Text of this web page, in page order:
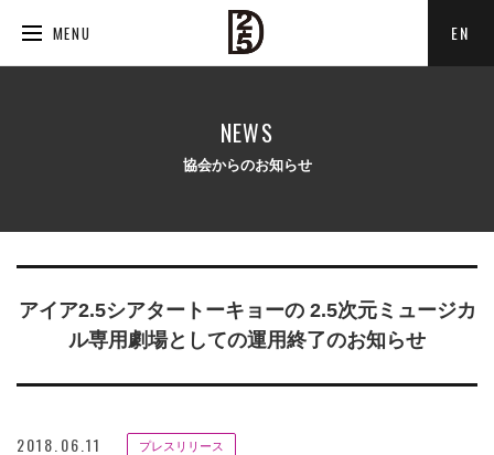
MENU EN
NEWS
協会からのお知らせ
アイア2.5シアタートーキョーの 2.5次元ミュージカ
ル専用劇場としての運用終了のお知らせ
2018.06.11 プレスリリース